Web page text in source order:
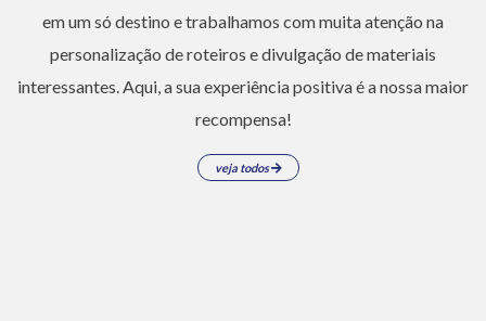
em um só destino e trabalhamos com muita atenção na
personalização de roteiros e divulgação de materiais
interessantes. Aqui, a sua experiência positiva é a nossa maior
recompensa!
veja todos